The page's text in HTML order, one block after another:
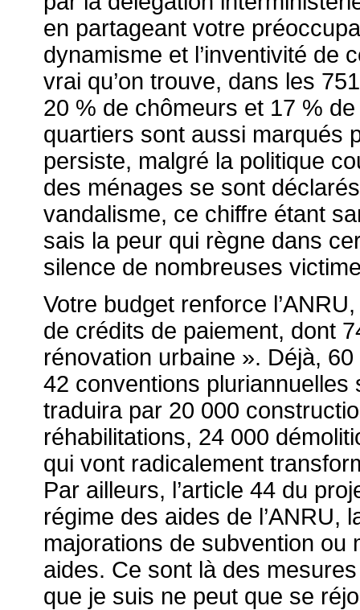
en partageant votre
dynamisme et l’inventivité de
vrai qu’on trouve, dans les
20 % de chômeurs et 17 %
quartiers sont aussi marqués
persiste, malgré la politique
des ménages se sont
vandalisme, ce chiffre étant
sais la peur qui règne dans
silence de nombreuses
Votre budget renforce l’ANRU
de crédits de paiement, dont
rénovation urbaine ». Déjà,
42 conventions
traduira par 20 000
réhabilitations, 24 000
qui vont radicalement
Par ailleurs, l’article 44 du
régime des aides de l’ANRU,
majorations de subvention ou
aides. Ce sont là des
que je suis ne peut que se